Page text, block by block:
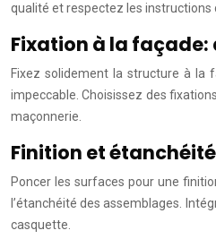
qualité et respectez les instructions
Fixation à la
Fixez solidement la structure à la
impeccable. Choisissez des
maçonnerie.
Finition et
Poncer les surfaces pour une
l’étanchéité des assemblages.
casquette.